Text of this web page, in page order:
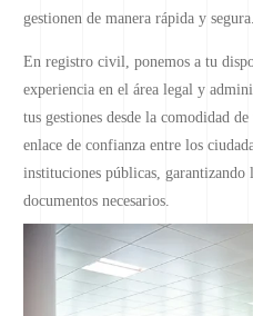
gestionen de manera rápida y segura.
En registro civil, ponemos a tu
experiencia en el área legal y
tus gestiones desde la comodidad
enlace de confianza entre los
instituciones públicas,
documentos necesarios.